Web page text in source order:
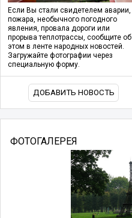
Если Вы стали свидетелем аварии,
пожара, необычного погодного
явления, провала дороги или
прорыва теплотрассы, сообщите об
этом в ленте народных новостей.
Загружайте фотографии через
специальную форму.
ДОБАВИТЬ НОВОСТЬ
ФОТОГАЛЕРЕЯ